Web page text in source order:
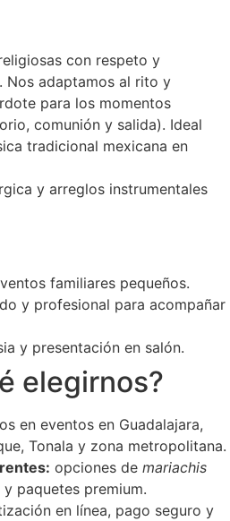
con respeto y
Nos adaptamos al rito y
para los momentos
comunión y salida). Ideal
tradicional mexicana en
y arreglos instrumentales
familiares pequeños.
y profesional para acompañar
y presentación en salón.
elegirnos?
en eventos en Guadalajara,
Tonala y zona metropolitana.
opciones de mariachis
y paquetes premium.
en línea, pago seguro y